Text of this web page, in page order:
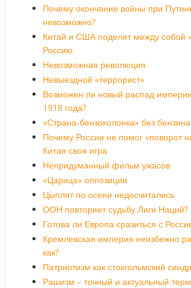
Почему окончание войны при
невозможно?
Китай и США поделят между собой
Россию
Невозможная революция
Невыездной «террорист»
Возможен ли новый распад
1918 года?
«Страна-бензоколонка» без бензина
Почему России не помог «поворот
Китая своя игра
Непридуманный фильм ужасов
«Царица» оппозиции
Цыплят по осени недосчитались
ООН повторяет судьбу Лиги Наций?
Готова ли Европа сразиться с
Кремлевская империя неизбежно
как?
Патриотизм как стокгольмский
Рашизм – точный и актуальный